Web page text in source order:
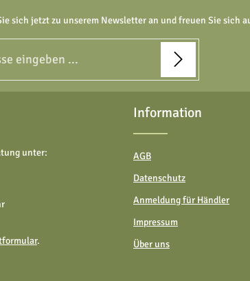
sich jetzt zu unserem Newsletter an und freuen Sie
zur Kenntnis
gelesen und bin mit ihnen
markierten Felder sind Pflichtfelder.
unter:
.
Information
AGB
Datenschutz
Anmeldung für Händler
Impressum
Über uns